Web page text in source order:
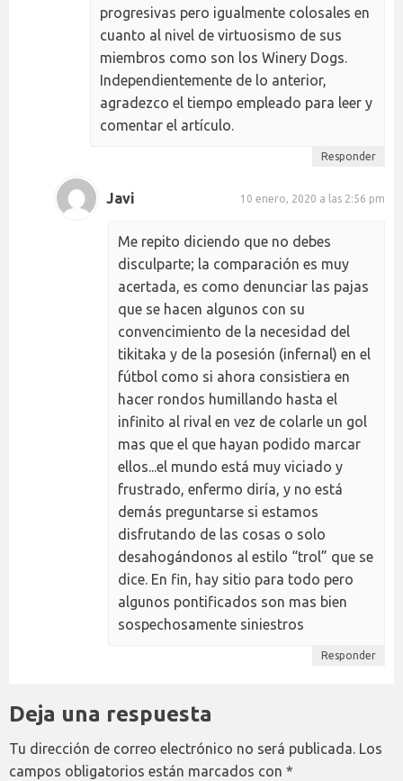
progresivas pero igualmente colosales en
cuanto al nivel de virtuosismo de sus
miembros como son los Winery Dogs.
Independientemente de lo anterior,
agradezco el tiempo empleado para leer y
comentar el artículo.
Responder
Javi 10 enero, 2020 a las 2:56 pm
Me repito diciendo que no debes
disculparte; la comparación es muy
acertada, es como denunciar las pajas
que se hacen algunos con su
convencimiento de la necesidad del
tikitaka y de la posesión (infernal) en el
fútbol como si ahora consistiera en
hacer rondos humillando hasta el
infinito al rival en vez de colarle un gol
mas que el que hayan podido marcar
ellos...el mundo está muy viciado y
frustrado, enfermo diría, y no está
demás preguntarse si estamos
disfrutando de las cosas o solo
desahogándonos al estilo “trol” que se
dice. En fin, hay sitio para todo pero
algunos pontificados son mas bien
sospechosamente siniestros
Responder
Deja una respuesta
Tu dirección de correo electrónico no será publicada. Los
campos obligatorios están marcados con *